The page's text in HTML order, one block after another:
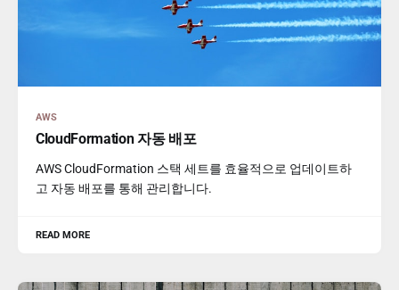
AWS
CloudFormation 자동 배포
AWS CloudFormation 스택 세트를 효율적으로 업데이트하
고 자동 배포를 통해 관리합니다.
READ MORE